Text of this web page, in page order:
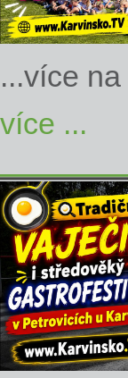
...více na
více ...